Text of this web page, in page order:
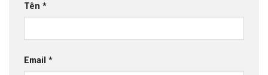
Tên *
Email *